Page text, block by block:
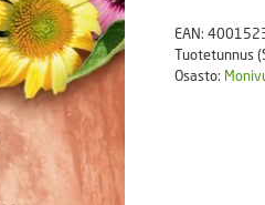
valmispussi
määrä
EAN:
Tuotetunnus
Osasto: